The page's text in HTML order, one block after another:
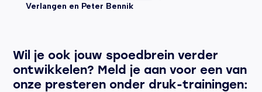
Verlangen en Peter Bennik
Wil je ook jouw spoedbrein verder
ontwikkelen? Meld je aan voor een van
onze presteren onder druk-trainingen: